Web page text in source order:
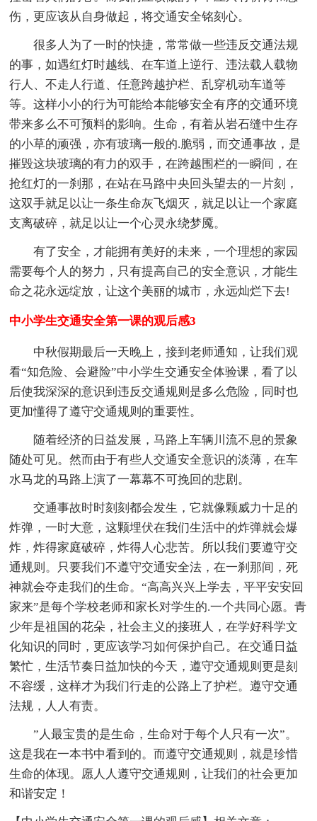
伤，更应该从自身做起，将交通安全铭刻心。
很多人为了一时的快捷，常常做一些违反交通法规
的事，如遇红灯时越线、在车道上逆行、违法载人载物
行人、不走人行道、任意跨越护栏、乱穿机动车道等
等。这样小小的行为可能给本能够安全有序的交通环境
带来多么不可预料的影响。生命，有着从岩石缝中生存
的小草的顽强，亦有玻璃一般的.脆弱，而交通事故，是
摧毁这块玻璃的有力的双手，在跨越围栏的一瞬间，在
抢红灯的一刹那，在站在马路中央回头望去的一片刻，
这双手就足以让一条生命灰飞烟灭，就足以让一个家庭
支离破碎，就足以让一个心灵永绕梦魇。
有了安全，才能拥有美好的未来，一个理想的家园
需要每个人的努力，只有提高自己的安全意识，才能生
命之花永远绽放，让这个美丽的城市，永远灿烂下去!
中小学生交通安全第一课的观后感3
中秋假期最后一天晚上，接到老师通知，让我们观
看“知危险、会避险”中小学生交通安全体验课，看了以
后使我深深的意识到违反交通规则是多么危险，同时也
更加懂得了遵守交通规则的重要性。
随着经济的日益发展，马路上车辆川流不息的景象
随处可见。然而由于有些人交通安全意识的淡薄，在车
水马龙的马路上演了一幕幕不可挽回的悲剧。
交通事故时时刻刻都会发生，它就像颗威力十足的
炸弹，一时大意，这颗埋伏在我们生活中的炸弹就会爆
炸，炸得家庭破碎，炸得人心悲苦。所以我们要遵守交
通规则。只要我们不遵守交通安全法，在一刹那间，死
神就会夺走我们的生命。“高高兴兴上学去，平平安安回
家来”是每个学校老师和家长对学生的.一个共同心愿。青
少年是祖国的花朵，社会主义的接班人，在学好科学文
化知识的同时，更应该学习如何保护自己。在交通日益
繁忙，生活节奏日益加快的今天，遵守交通规则更是刻
不容缓，这样才为我们行走的公路上了护栏。遵守交通
法规，人人有责。
”人最宝贵的是生命，生命对于每个人只有一次”。
这是我在一本书中看到的。而遵守交通规则，就是珍惜
生命的体现。愿人人遵守交通规则，让我们的社会更加
和谐安定！